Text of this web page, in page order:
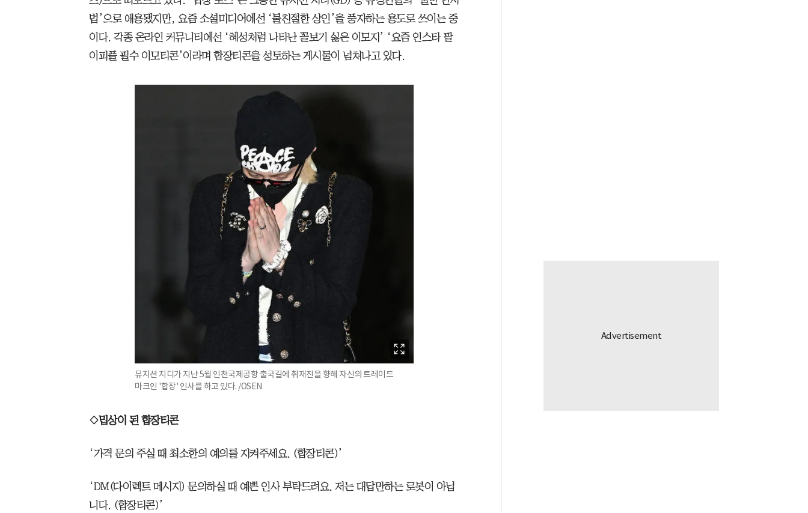
법’으로 애용됐지만, 요즘 소셜미디어에선 ‘불친절한 상인’을 풍자하는 용도로 쓰이는 중
이다. 각종 온라인 커뮤니티에선 ‘혜성처럼 나타난 꼴보기 싫은 이모지’ ‘요즘 인스타 팔
이피플 필수 이모티콘’이라며 합장티콘을 성토하는 게시물이 넘쳐나고 있다.
뮤지션 지디가 지난 5월 인천국제공항 출국길에 취재진을 향해 자신의 트레이드
마크인 '합장' 인사를 하고 있다. /OSEN
◇밉상이 된 합장티콘
‘가격 문의 주실 때 최소한의 예의를 지켜주세요. (합장티콘)’
‘DM(다이렉트 메시지) 문의하실 때 예쁜 인사 부탁드려요. 저는 대답만하는 로봇이 아닙
니다. (합장티콘)’